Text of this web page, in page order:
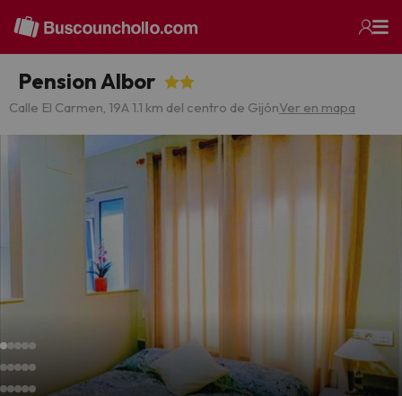
Pension Albor
Calle El Carmen, 19A 1.1 km del centro de GijónVer en mapa